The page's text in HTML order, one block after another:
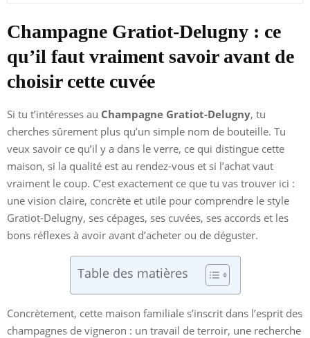
Champagne Gratiot-Delugny : ce
qu’il faut vraiment savoir avant de
choisir cette cuvée
Si tu t’intéresses au Champagne Gratiot-Delugny, tu
cherches sûrement plus qu’un simple nom de bouteille. Tu
veux savoir ce qu’il y a dans le verre, ce qui distingue cette
maison, si la qualité est au rendez-vous et si l’achat vaut
vraiment le coup. C’est exactement ce que tu vas trouver ici :
une vision claire, concrète et utile pour comprendre le style
Gratiot-Delugny, ses cépages, ses cuvées, ses accords et les
bons réflexes à avoir avant d’acheter ou de déguster.
Table des matières
Concrètement, cette maison familiale s’inscrit dans l’esprit des
champagnes de vigneron : un travail de terroir, une recherche